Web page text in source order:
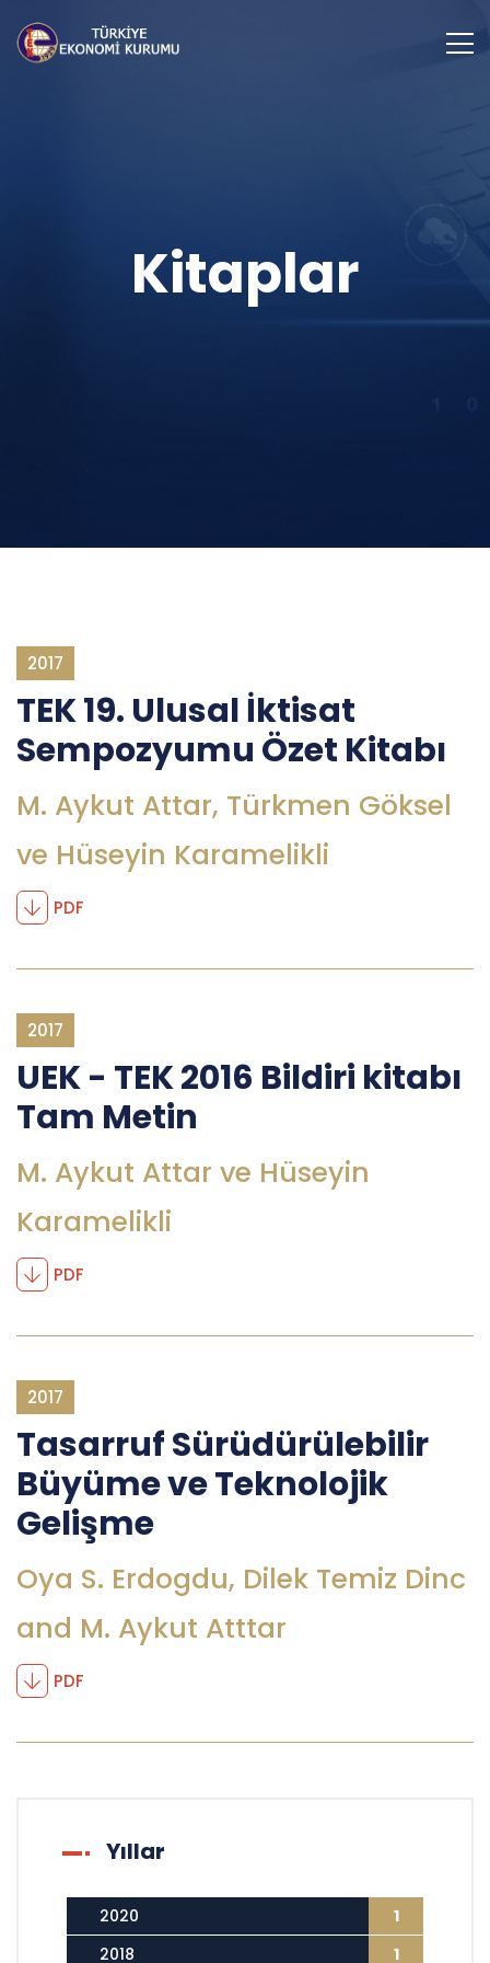
Kitaplar
2017
TEK 19. Ulusal İktisat
Sempozyumu Özet Kitabı
M. Aykut Attar, Türkmen Göksel
ve Hüseyin Karamelikli
PDF
2017
UEK - TEK 2016 Bildiri kitabı
Tam Metin
M. Aykut Attar ve Hüseyin
Karamelikli
PDF
2017
Tasarruf Sürüdürülebilir
Büyüme ve Teknolojik
Gelişme
Oya S. Erdogdu, Dilek Temiz Dinc
and M. Aykut Atttar
PDF
Yıllar
2020
1
2018
1